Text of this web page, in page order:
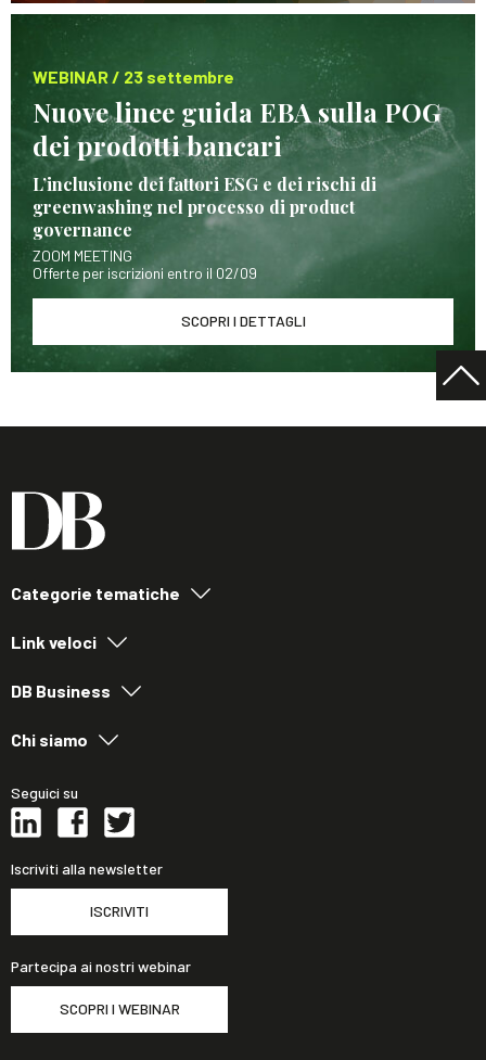
WEBINAR / 23 settembre
Nuove linee guida EBA sulla POG
dei prodotti bancari
L’inclusione dei fattori ESG e dei rischi di
greenwashing nel processo di product
governance
ZOOM MEETING
Offerte per iscrizioni entro il 02/09
SCOPRI I DETTAGLI
Categorie tematiche
Link veloci
DB Business
Chi siamo
Seguici su
Iscriviti alla newsletter
ISCRIVITI
Partecipa ai nostri webinar
SCOPRI I WEBINAR